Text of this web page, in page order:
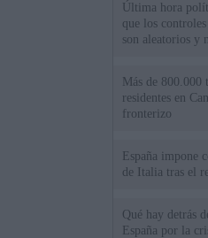
Última hora
que los
son aleatorios y
Más de 800.000
residentes en
fronterizo
España impone
de Italia tras el
Qué hay detrás
España por la